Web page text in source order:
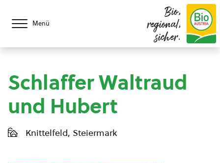
Menü
Bio,
regional,
sicher.
Schlaffer Waltraud
und Hubert
Knittelfeld, Steiermark